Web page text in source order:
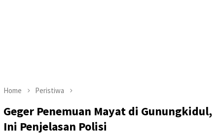
Home Peristiwa
Geger Penemuan Mayat di Gunungkidul,
Ini Penjelasan Polisi